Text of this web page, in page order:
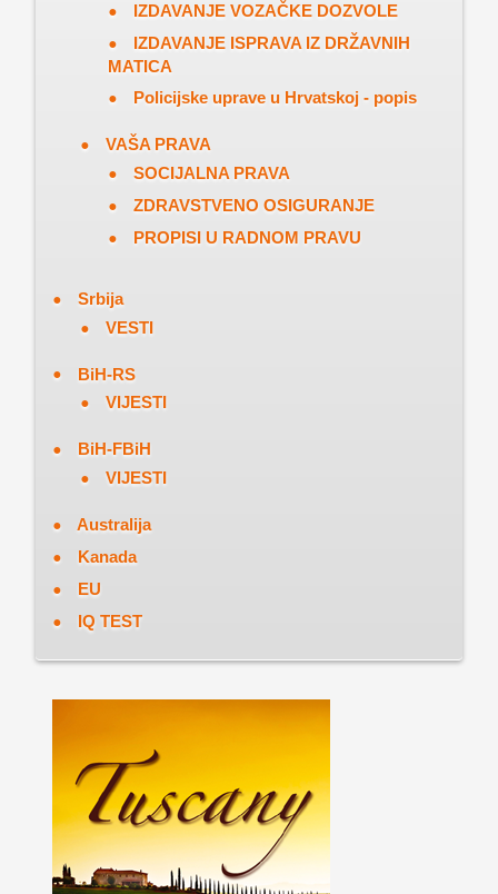
IZDAVANJE VOZAČKE DOZVOLE
IZDAVANJE ISPRAVA IZ DRŽAVNIH
MATICA
Policijske uprave u Hrvatskoj - popis
VAŠA PRAVA
SOCIJALNA PRAVA
ZDRAVSTVENO OSIGURANJE
PROPISI U RADNOM PRAVU
Srbija
VESTI
BiH-RS
VIJESTI
BiH-FBiH
VIJESTI
Australija
Kanada
EU
IQ TEST